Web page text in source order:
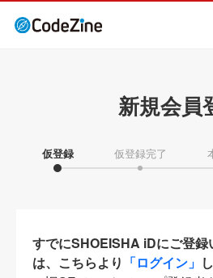
新規会員
仮登録 仮登録完了
すでにSHOEISHA iDにご登録
は、こちらより 「ログイン」